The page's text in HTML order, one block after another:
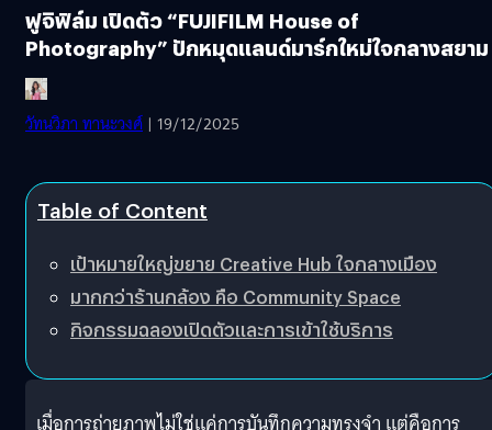
ฟูจิฟิล์ม เปิดตัว “FUJIFILM House of
Photography” ปักหมุดแลนด์มาร์กใหม่ใจกลางสยาม
วัทนวิภา ทานะวงศ์ | 19/12/2025
Table of Content
เป้าหมายใหญ่ขยาย Creative Hub ใจกลางเมือง
มากกว่าร้านกล้อง คือ Community Space
กิจกรรมฉลองเปิดตัวและการเข้าใช้บริการ